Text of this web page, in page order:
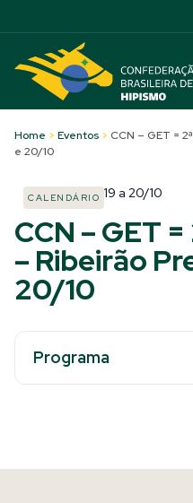
Home > Eventos > CCN – GET =
e 20/10
CALENDÁRIO 19 a 20/10
CCN – GET
– Ribeirão
20/10
Programa